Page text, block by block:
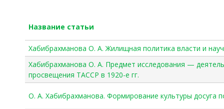
Название статьи
Хабибрахманова О. А. Жилищная политика власти и
Хабибрахманова О. А. Предмет исследования —
просвещения ТАССР в 1920-е гг.
О. А. Хабибрахманова. Формирование культуры досуга